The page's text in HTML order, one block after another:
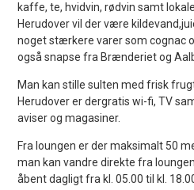
kaffe, te, hvidvin, rødvin samt
Herudover vil der være
noget stærkere varer som cognac
også snapse fra Brænderiet og
Man kan stille sulten med frisk
Herudover er dergratis wi-fi, TV
aviser og magasiner.
Fra loungen er der maksimalt 50
man kan vandre direkte fra
åbent dagligt fra kl. 05.00 til kl.